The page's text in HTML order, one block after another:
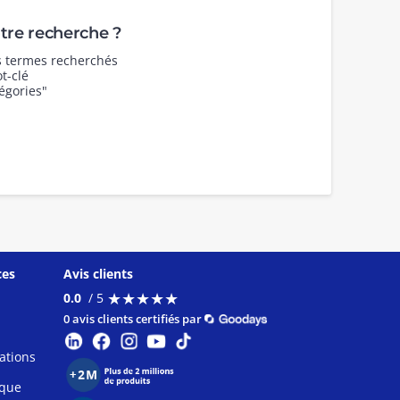
recherche ?
recherchés
clé
Avis clients
0.0 / 5 ★★★★★
★★★★★
0 avis clients certifiés par